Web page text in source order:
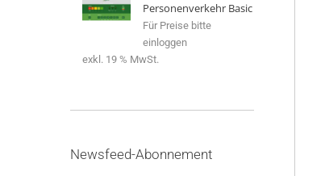
Personenverkehr Basic
Für Preise bitte
einloggen
exkl. 19 % MwSt.
Newsfeed-Abonnement